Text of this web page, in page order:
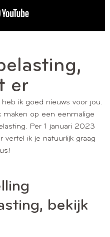
er
ik goed nieuws voor jou.
maken op een eenmalige
Per 1 januari 2023
vertel ik je natuurlijk graag
bekijk